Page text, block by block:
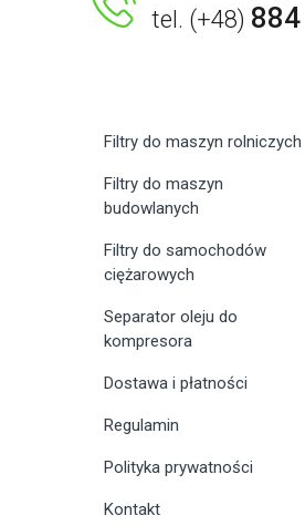
tel. (+48)
Filtry do maszyn rolniczych
Filtry do maszyn
budowlanych
Filtry do samochodów
ciężarowych
Separator oleju do
kompresora
Dostawa i płatności
Regulamin
Polityka prywatności
Kontakt